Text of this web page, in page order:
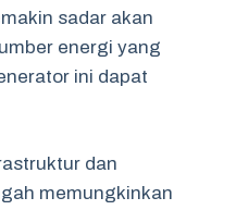
sadar akan
energi yang
ini dapat
dan
memungkinkan